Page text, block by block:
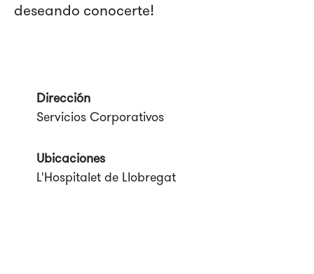
deseando conocerte!
Dirección
Servicios Corporativos
Ubicaciones
L'Hospitalet de Llobregat